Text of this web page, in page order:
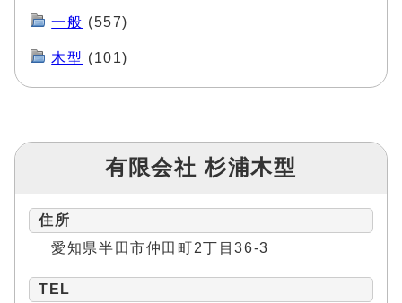
一般 (557)
木型 (101)
有限会社 杉浦木型
住所
愛知県半田市仲田町2丁目36-3
TEL